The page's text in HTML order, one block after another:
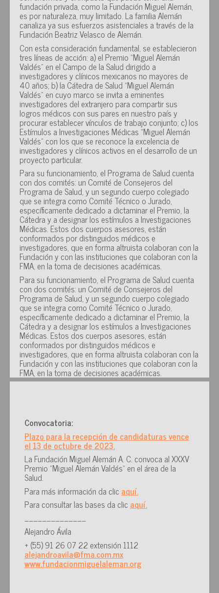
fundación privada, como la Fundación Miguel Alemán,
es por naturaleza, muy limitado. La familia Alemán
canaliza ya sus esfuerzos asistenciales a través de la
Fundación Beatriz Velasco de Alemán.
Con esta consideración fundamental, se establecieron
tres líneas de acción: a) el Premio “Miguel Alemán
Valdés" en el Campo de la Salud dirigido a
investigadores y clínicos mexicanos no mayores de
40 años; b) la Cátedra de Salud “Miguel Alemán
Valdés" en cuyo marco se invita a eminentes
investigadores del extranjero para compartir sus
logros médicos con sus pares en nuestro país y
procurar establecer vínculos de trabajo conjunto; c) los
Estímulos a Investigaciones Médicas “Miguel Alemán
Valdés" con los que se reconoce la excelencia de
investigadores y clínicos activos en el desarrollo de un
proyecto particular.
Para su funcionamiento, el Programa de Salud cuenta
con dos comités: un Comité de Consejeros del
Programa de Salud, y un segundo cuerpo colegiado
que se integra como Comité Técnico o Jurado,
específicamente dedicado a dictaminar el Premio, la
Cátedra y a designar los estímulos a Investigaciones
Médicas. Estos dos cuerpos asesores, están
conformados por distinguidos médicos e
investigadores, que en forma altruista colaboran con la
Fundación y con las instituciones que colaboran con la
FMA, en la toma de decisiones académicas.
Para su funcionamiento, el Programa de Salud cuenta
con dos comités: un Comité de Consejeros del
Programa de Salud, y un segundo cuerpo colegiado
que se integra como Comité Técnico o Jurado,
específicamente dedicado a dictaminar el Premio, la
Cátedra y a designar los estímulos a Investigaciones
Médicas. Estos dos cuerpos asesores, están
conformados por distinguidos médicos e
investigadores, que en forma altruista colaboran con la
Fundación y con las instituciones que colaboran con la
FMA, en la toma de decisiones académicas.
Convocatoria:
Plazo para la recepción de candidaturas vence
el 13 de octubre de 2023.
La Fundación Miguel Alemán A. C. convoca al XXXV
Premio "Miguel Alemán Valdés" en el área de la
Salud.
Para más información da clic aquí.
Para consultar las bases da clic aquí.
______________
Alejandro Ávila
+ (55) 91 26 07 22 extensión 1112
alejandroavila@fma.com.mx
www.fundacionmiguelaleman.org